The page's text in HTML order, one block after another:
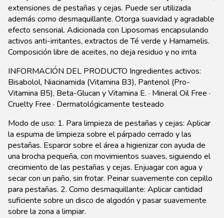
extensiones de pestañas y cejas. Puede ser utilizada
además como desmaquillante. Otorga suavidad y agradable
efecto sensorial. Adicionada con Liposomas encapsulando
activos anti-irritantes, extractos de Té verde y Hamamelis.
Composición libre de aceites, no deja residuo y no irrita
INFORMACIÓN DEL PRODUCTO Ingredientes activos:
Bisabolol, Niacinamida (Vitamina B3), Pantenol (Pro-
Vitamina B5), Beta-Glucan y Vitamina E. · Mineral Oil Free ·
Cruelty Free · Dermatológicamente testeado
Modo de uso: 1. Para limpieza de pestañas y cejas: Aplicar
la espuma de limpieza sobre el párpado cerrado y las
pestañas. Esparcir sobre el área a higienizar con ayuda de
una brocha pequeña, con movimientos suaves, siguiendo el
crecimiento de las pestañas y cejas. Enjuagar con agua y
secar con un paño, sin frotar. Peinar suavemente con cepillo
para pestañas. 2. Como desmaquillante: Aplicar cantidad
suficiente sobre un disco de algodón y pasar suavemente
sobre la zona a limpiar.